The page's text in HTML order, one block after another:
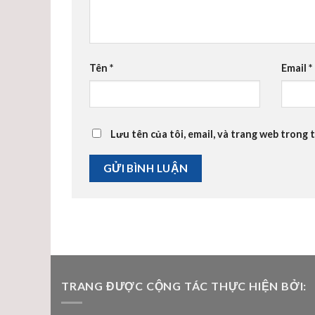
Tên * Email*
Lưu tên của tôi, email, và trang web
TRANG ĐƯỢC CỘNG TÁC THỰC HIỆN BỞI: